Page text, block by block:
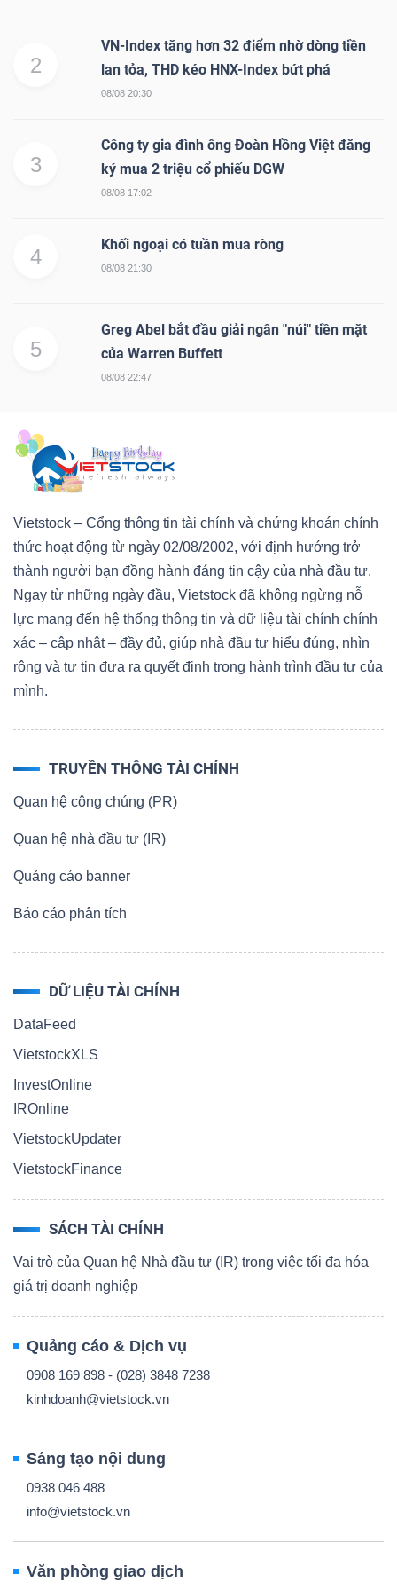
2
VN-Index tăng hơn 32 điểm nhờ dòng tiền
lan tỏa, THD kéo HNX-Index bứt phá
08/08 20:30
3
Công ty gia đình ông Đoàn Hồng Việt đăng
ký mua 2 triệu cổ phiếu DGW
08/08 17:02
4
Khối ngoại có tuần mua ròng
08/08 21:30
5
Greg Abel bắt đầu giải ngân "núi" tiền mặt
của Warren Buffett
08/08 22:47
Vietstock – Cổng thông tin tài chính và chứng khoán chính
thức hoạt động từ ngày 02/08/2002, với định hướng trở
thành người bạn đồng hành đáng tin cậy của nhà đầu tư.
Ngay từ những ngày đầu, Vietstock đã không ngừng nỗ
lực mang đến hệ thống thông tin và dữ liệu tài chính chính
xác – cập nhật – đầy đủ, giúp nhà đầu tư hiểu đúng, nhìn
rộng và tự tin đưa ra quyết định trong hành trình đầu tư của
mình.
TRUYỀN THÔNG TÀI CHÍNH
Quan hệ công chúng (PR)
Quan hệ nhà đầu tư (IR)
Quảng cáo banner
Báo cáo phân tích
DỮ LIỆU TÀI CHÍNH
DataFeed
VietstockXLS
InvestOnline
IROnline
VietstockUpdater
VietstockFinance
SÁCH TÀI CHÍNH
Vai trò của Quan hệ Nhà đầu tư (IR) trong việc tối đa hóa
giá trị doanh nghiệp
Quảng cáo & Dịch vụ
0908 169 898 - (028) 3848 7238
kinhdoanh@vietstock.vn
Sáng tạo nội dung
0938 046 488
info@vietstock.vn
Văn phòng giao dịch